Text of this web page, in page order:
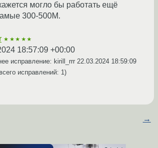
могло бы работать ещё
300-500М.
★★★★★
18:57:09 +00:00
исправление: kirill_rrr 22.03.2024 18:59:09
исправлений: 1)
→